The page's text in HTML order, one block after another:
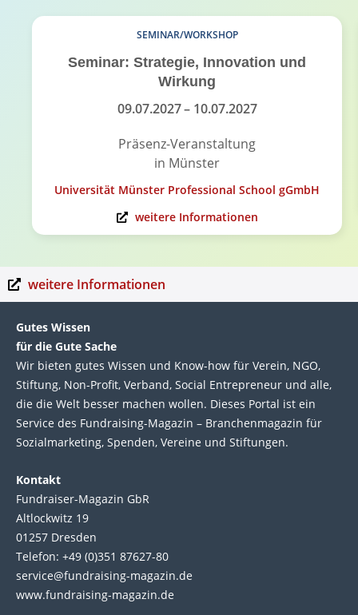
SEMINAR/WORKSHOP
Seminar: Strategie, Innovation und
Wirkung
09.07.2027– 10.07.2027
Präsenz-Veranstaltung
in Münster
Universität Münster Professional School gGmbH
weitere Informationen
weitere Informationen
Gutes Wissen
für die Gute Sache
Wir bie­ten gutes Wis­sen und Know-how für Ver­ein, NGO,
Stif­tung, Non-Profit, Ver­band, Social Entre­pre­neur und alle,
die die Welt bes­ser machen wol­len. Die­ses Por­tal ist ein
Service des Fund­raising-Magazin – Bran­chen­magazin für
Sozial­marke­ting, Spen­den, Ver­eine und Stif­tun­gen.
Kontakt
Fundraiser-Magazin GbR
Altlockwitz 19
01257 Dresden
Telefon: +49 (0)351 87627-80
service@fundraising-magazin.de
www.fundraising-magazin.de